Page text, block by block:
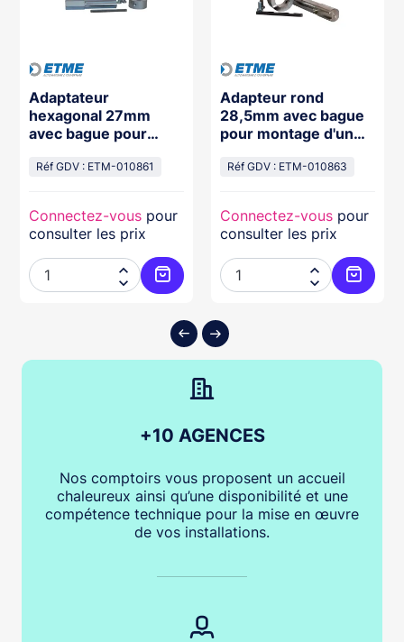
au panier
Adaptateur
hexagonal 27mm
avec bague pour
motoréducteur d'axe
Réf GDV : ETM-010861
Connectez-vous pour
consulter les prix


Ajouter au panier
Adapteur rond
28,5mm avec bague
pour montage d'un
creux 25,4mm sur
Réf GDV : ETM-010863
Connectez-vous pour
consulter les prix


+10 AGENCES
Nos comptoirs vous proposent un accueil
chaleureux ainsi qu’une disponibilité et une
compétence technique pour la mise en œuvre
de vos installations.